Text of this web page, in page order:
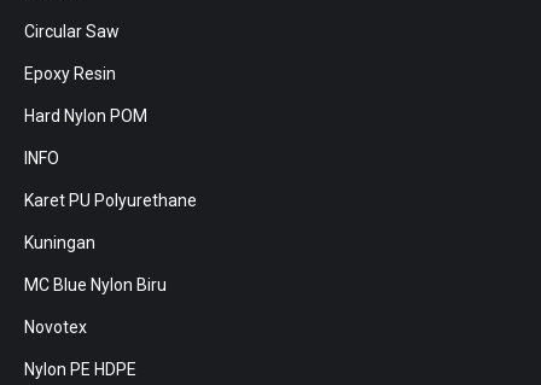
Circular Saw
Epoxy Resin
Hard Nylon POM
INFO
Karet PU Polyurethane
Kuningan
MC Blue Nylon Biru
Novotex
Nylon PE HDPE